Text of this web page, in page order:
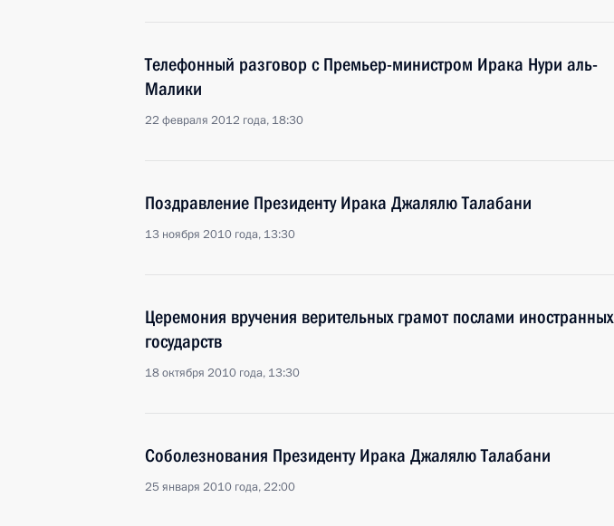
Телефонный разговор с Премьер-министром Ирака Нури аль-
Малики
22 февраля 2012 года, 18:30
Поздравление Президенту Ирака Джалялю Талабани
13 ноября 2010 года, 13:30
Церемония вручения верительных грамот послами иностранных
государств
18 октября 2010 года, 13:30
Соболезнования Президенту Ирака Джалялю Талабани
25 января 2010 года, 22:00